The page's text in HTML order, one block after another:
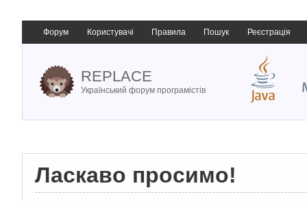
Форум Користувачі Правила Пошук Реєстрація
REPLACE
Український форум програмістів
Ласкаво просимо!